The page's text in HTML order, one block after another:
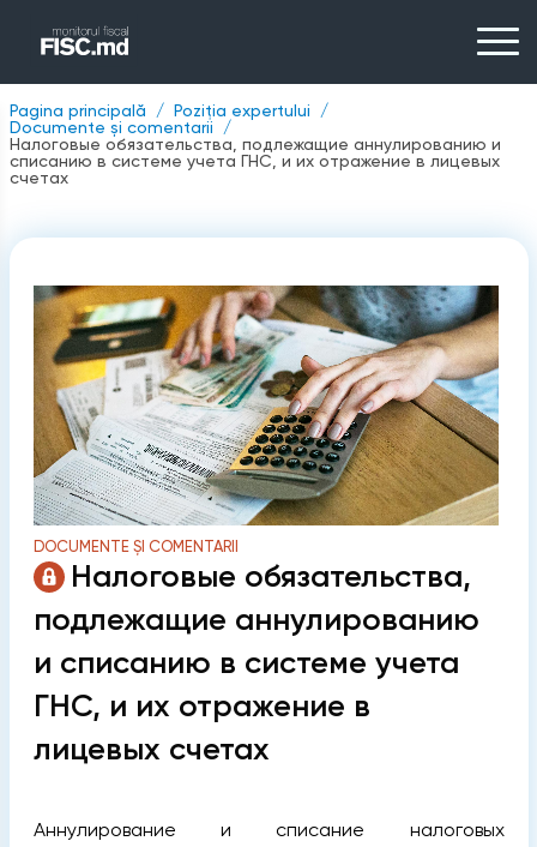
Pagina principală
Poziția expertului
Documente și comentarii
Налоговые обязательства, подлежащие аннулированию и
списанию в системе учета ГНС, и их отражение в лицевых
счетах
DOCUMENTE ȘI COMENTARII
Налоговые обязательства,
подлежащие аннулированию
и списанию в системе учета
ГНС, и их отражение в
лицевых счетах
Аннулирование и списание налоговых